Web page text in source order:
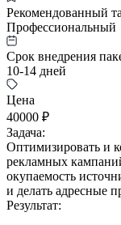
Рекомендованный
Профессиональный
Срок внедрения
10-14 дней
Цена
40000 ₽
Задача:
Оптимизировать и
рекламных
окупаемость
и делать адресные
Результат: